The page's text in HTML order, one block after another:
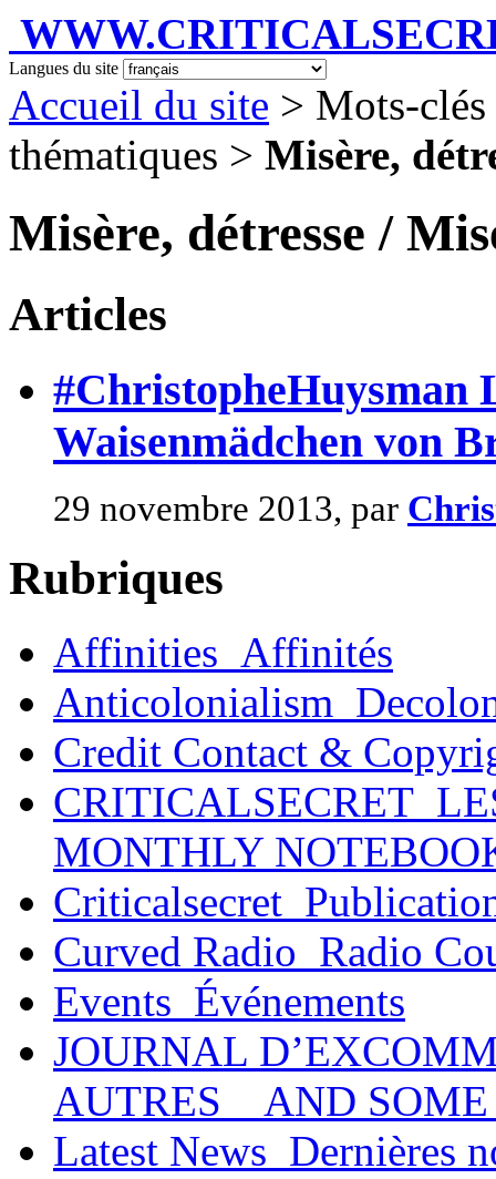
Langues du site
Accueil du site > Mots-clés
thématiques > Misère,
Misère, détresse /
Articles
#ChristopheHuysman
Waisenmädchen von
29 novembre 2013, par
Rubriques
Affinities_Affinités
Credit Contact &
MONTHLY
Curved Radio_Radio
Events_Événements
JOURNAL
AUTRES _ AND
Latest News_Dernières